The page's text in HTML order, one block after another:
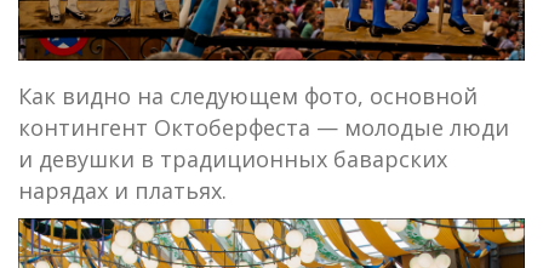
Как видно на следующем фото, основной
контингент Октоберфеста — молодые люди
и девушки в традиционных баварских
нарядах и платьях.